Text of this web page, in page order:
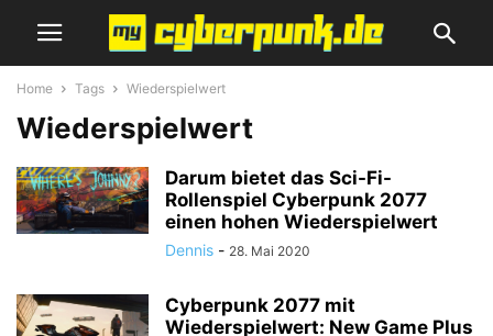
Home Tags Wiederspielwert
Wiederspielwert
Darum bietet das Sci-Fi-
Rollenspiel Cyberpunk 2077
einen hohen Wiederspielwert
Dennis - 28. Mai 2020
Cyberpunk 2077 mit
Wiederspielwert: New Game Plus